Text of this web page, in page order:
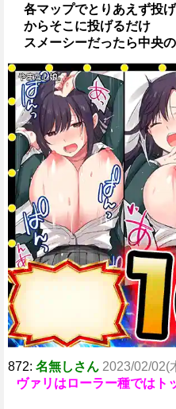
各マップでとりあえず投
からそこに投げるだけ
スメーシーだったら中央
872: 名無しさん 2023/02/02(
ヴァリはローラー種ではト